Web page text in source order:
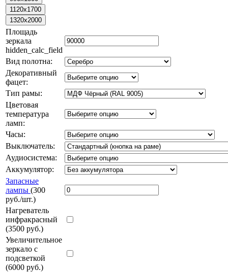
Площадь
зеркала
hidden_calc_field
Вид полотна:
Декоративный
фацет:
Тип рамы:
Цветовая
температура
ламп:
Часы:
Выключатель:
Аудиосистема:
Аккумулятор:
Запасные
лампы (300
руб./шт.)
Нагреватель
инфракрасный
(3500 руб.)
Увеличительное
зеркало с
подсветкой
(6000 руб.)